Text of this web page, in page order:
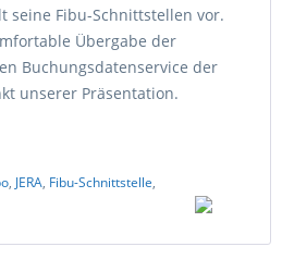
seine Fibu-Schnittstellen vor.
Übergabe der
Buchungsdatenservice der
unserer Präsentation.
, JERA, Fibu-Schnittstelle,